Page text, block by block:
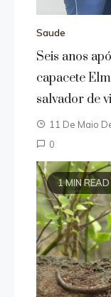
Saude
Seis anos
capacete
salvador de
11 De Maio
0
1 MIN READ